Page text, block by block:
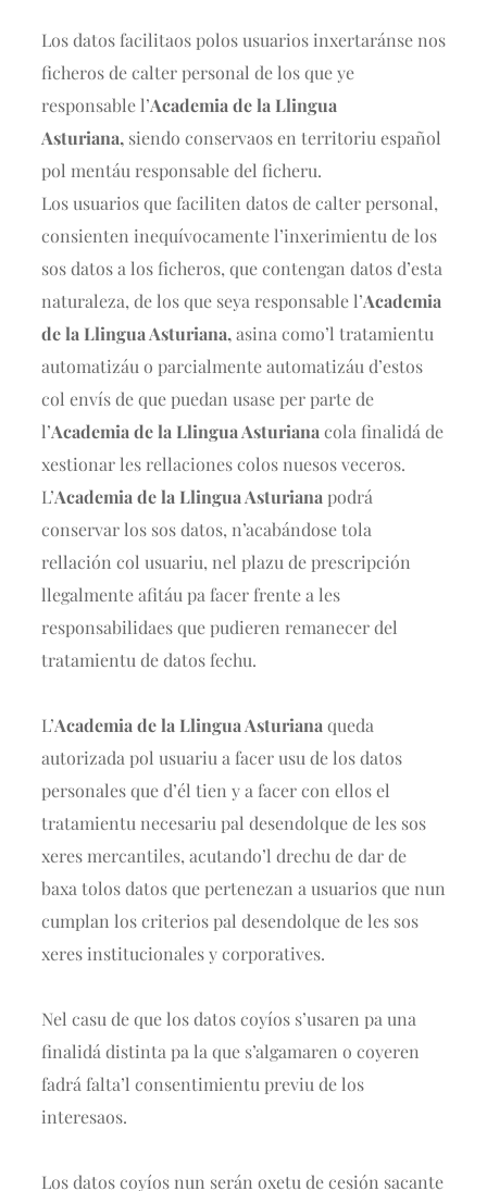
Los datos facilitaos polos usuarios inxertaránse nos
ficheros de calter personal de los que ye
responsable l’Academia de la Llingua
Asturiana, siendo conservaos en territoriu español
pol mentáu responsable del ficheru.
Los usuarios que faciliten datos de calter personal,
consienten inequívocamente l’inxerimientu de los
sos datos a los ficheros, que contengan datos d’esta
naturaleza, de los que seya responsable l’Academia
de la Llingua Asturiana,asina como’l tratamientu
automatizáu o parcialmente automatizáu d’estos
col envís de que puedan usase per parte de
l’Academia de la Llingua Asturiana cola finalidá de
xestionar les rellaciones colos nuesos veceros.
L’Academia de la Llingua Asturiana podrá
conservar los sos datos, n’acabándose tola
rellación col usuariu, nel plazu de prescripción
llegalmente afitáu pa facer frente a les
responsabilidaes que pudieren remanecer del
tratamientu de datos fechu.
L’Academia de la Llingua Asturiana queda
autorizada pol usuariu a facer usu de los datos
personales que d’él tien y a facer con ellos el
tratamientu necesariu pal desendolque de les sos
xeres mercantiles, acutando’l drechu de dar de
baxa tolos datos que pertenezan a usuarios que nun
cumplan los criterios pal desendolque de les sos
xeres institucionales y corporatives.
Nel casu de que los datos coyíos s’usaren pa una
finalidá distinta pa la que s’algamaren o coyeren
fadrá falta’l consentimientu previu de los
interesaos.
Los datos coyíos nun serán oxetu de cesión sacante